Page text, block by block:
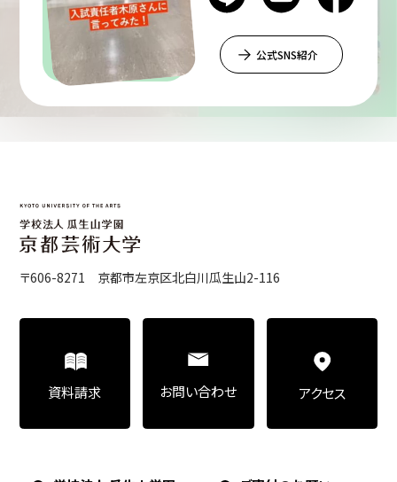
公式SNS紹介
〒606-8271 京都市左京区北白川瓜生山2-116
資料請求 お問い合わせ アクセス